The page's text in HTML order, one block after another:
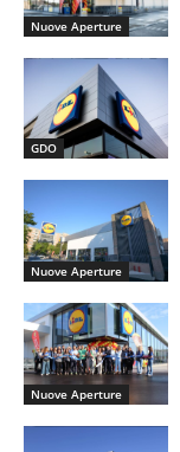
Nuove Aperture
GDO
Nuove Aperture
Nuove Aperture